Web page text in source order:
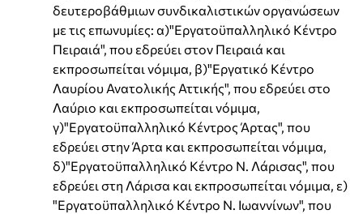
δευτεροβάθμιων συνδικαλιστικών οργανώσεων
με τις επωνυμίες: α)"Εργατοϋπαλληλικό Κέντρο
Πειραιά", που εδρεύει στον Πειραιά και
εκπροσωπείται νόμιμα, β)"Εργατικό Κέντρο
Λαυρίου Ανατολικής Αττικής", που εδρεύει στο
Λαύριο και εκπροσωπείται νόμιμα,
γ)"Εργατοϋπαλληλικό Κέντρος Άρτας", που
εδρεύει στην Άρτα και εκπροσωπείται νόμιμα,
δ)"Εργατοϋπαλληλικό Κέντρο Ν. Λάρισας", που
εδρεύει στη Λάρισα και εκπροσωπείται νόμιμα, ε)
"Εργατοϋπαλληλικό Κέντρο Ν. Ιωαννίνων", που